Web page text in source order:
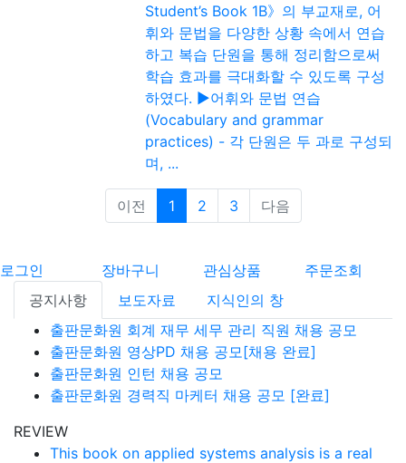
Student’s Book 1B》의 부교재로, 어
휘와 문법을 다양한 상황 속에서 연습
하고 복습 단원을 통해 정리함으로써
학습 효과를 극대화할 수 있도록 구성
하였다. ▶어휘와 문법 연습
(Vocabulary and grammar
practices) - 각 단원은 두 과로 구성되
며, ...
이전 1 2 3 다음
로그인 장바구니 관심상품
주문조회
공지사항
보도자료
지식인의 창
출판문화원 회계 재무 세무 관리 직원 채용 공모
출판문화원 영상PD 채용 공모[채용 완료]
출판문화원 인턴 채용 공모
출판문화원 경력직 마케터 채용 공모 [완료]
REVIEW
This book on applied systems analysis is a real